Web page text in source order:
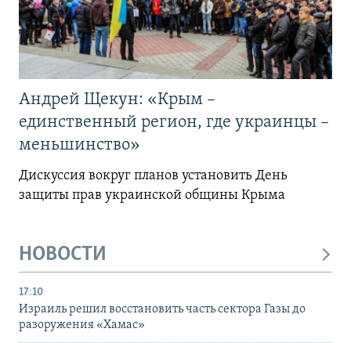
Андрей Щекун: «Крым –
единственный регион, где украинцы –
меньшинство»
Дискуссия вокруг планов установить День
защиты прав украинской общины Крыма
НОВОСТИ
17:10
Израиль решил восстановить часть сектора Газы до
разоружения «Хамас»